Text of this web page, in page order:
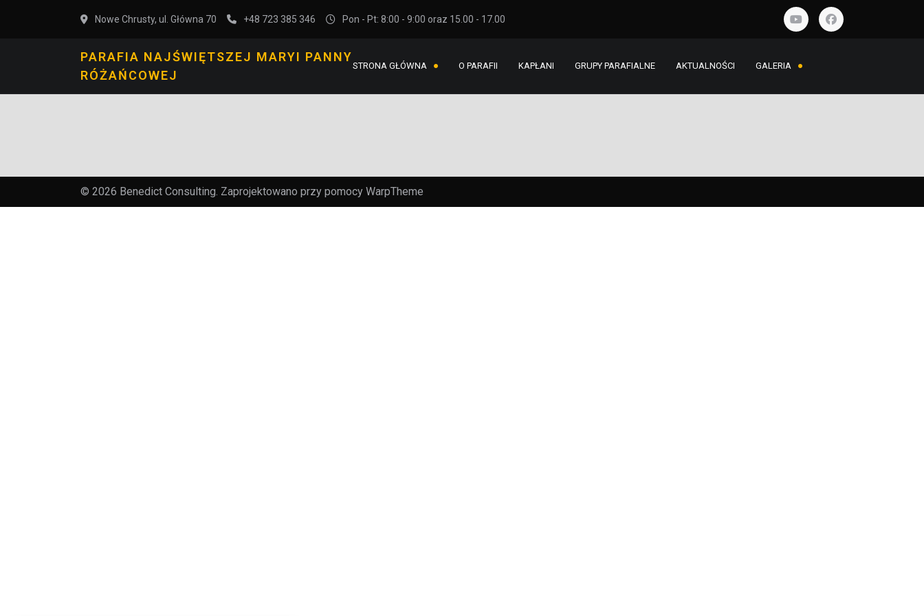
Nowe Chrusty, ul. Główna 70 +48 723 385 346 Pon - Pt: 8:00 - 9:00 oraz 15.00 - 17.00
PARAFIA NAJŚWIĘTSZEJ MARYI PANNY
RÓŻAŃCOWEJ
STRONA GŁÓWNA O PARAFII KAPŁANI GRUPY PARAFIALNE AKTUALNOŚCI GALERIA
© 2026 Benedict Consulting. Zaprojektowano przy pomocy WarpTheme